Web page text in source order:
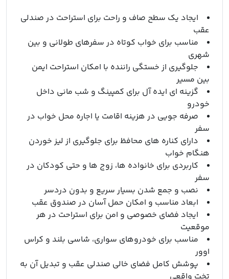
ایجاد یک سطح صاف و راحت برای استراحت در صندلی
عقب
مناسب برای خواب کوتاه در سفرهای طولانی و بین
شهری
جلوگیری از خستگی راننده با امکان استراحت ایمن
بین مسیر
گزینه ای ایده آل برای کمپینگ و شب مانی داخل
خودرو
صرفه جویی در هزینه اقامت یا اجاره محل خواب در
سفر
دارای کناره های محافظ برای جلوگیری از لیز خوردن
هنگام خواب
کاربردی برای خانواده ها، زوج ها و حتی کودکان در
سفر
نصب و جمع شدن بسیار سریع و بدون دردسر
ابعاد مناسب و امکان حمل آسان در صندوق عقب
ایجاد فضای خصوصی و امن برای استراحت در هر
موقعیت
مناسب برای خودروهای سواری، شاسی بلند و کراس
اوور
پوشش کامل فضای خالی صندلی عقب و تبدیل آن به